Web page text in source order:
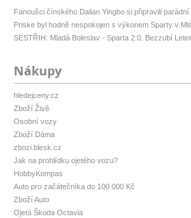
Fanoušci čínského Dalian Yingbo si připravili
Priske byl hodně nespokojen s výkonem Sparty v
SESTŘIH: Mladá Boleslav - Sparta 2:0. Bezzubí
Nákupy
hledejceny.cz
Zboží Živě
Osobní vozy
Zboží Dáma
zbozi.blesk.cz
Jak na prohlídku ojetého vozu?
HobbyKompas
Auto pro začátečníka do 100 000 Kč
Zboží Auto
Ojetá Škoda Octavia